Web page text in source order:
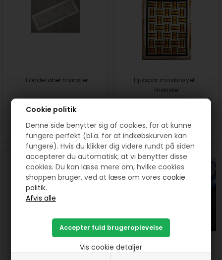
Cookie politik
Denne side benytter sig af cookies, for at kunne
fungere perfekt (bl.a. for at indkøbskurven kan
fungere). Hvis du klikker dig videre rundt på siden
accepterer du automatisk, at vi benytter disse
cookies. Du kan læse mere om, hvilke cookies
shoppen bruger, ved at læse om vorescookie
politik.
Vis cookie detaljer
Blonde løber mønster
40,00DKK
SE MERE KØB
Hjulspor maskinsyet -
mønster
SE MERE KØB
maskin syet